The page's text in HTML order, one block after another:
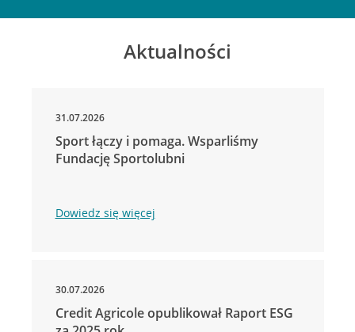
Aktualności
31.07.2026
Sport łączy i pomaga. Wsparliśmy
Fundację Sportolubni
Dowiedz się więcej
30.07.2026
Credit Agricole opublikował Raport ESG